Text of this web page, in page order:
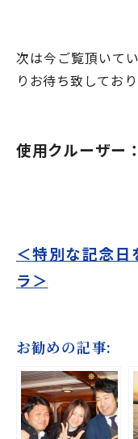
次は今ご覧頂いて
りお待ち致しており
使用クルーザー：
＜特別な記念
ラ＞
お勧めの記事: